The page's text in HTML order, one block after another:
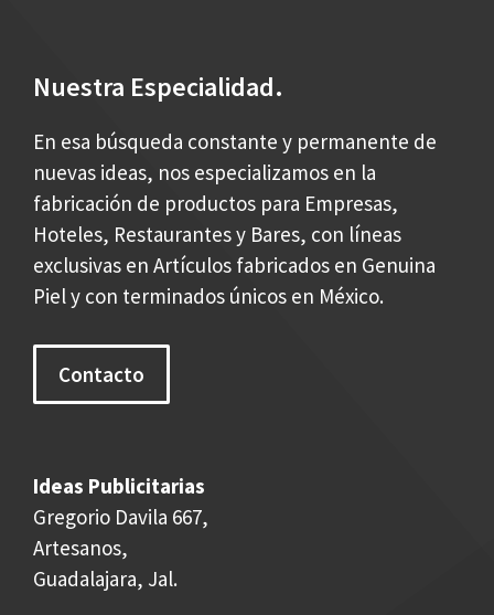
Nuestra Especialidad.
En esa búsqueda constante y permanente de
nuevas ideas, nos especializamos en la
fabricación de productos para Empresas,
Hoteles, Restaurantes y Bares, con líneas
exclusivas en Artículos fabricados en Genuina
Piel y con terminados únicos en México.
Contacto
Ideas Publicitarias
Gregorio Davila 667,
Artesanos,
Guadalajara, Jal.